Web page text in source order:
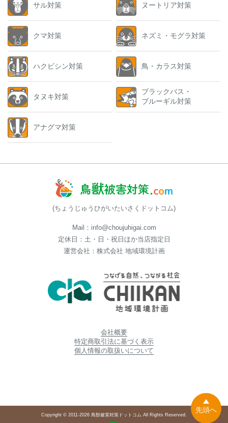
サル対策
クマ対策
ハクビシン対策
タヌキ対策
アナグマ対策
ヌートリア対策
ネズミ・モグラ対策
鳥・カラス対策
ブラックバス・
ブルーギル対策
(ちょうじゅうひがいたいさくドットコム)
Mail：info@choujuhigai.com
定休日：土・日・祝日ほか当店指定日
運営会社：株式会社 地域環境計画
会社概要
特定商取引法に基づく表示
個人情報の取扱いについて
Copyright © 2011-2026 鳥獣被害対策ドットコム All Rights Reserved.
先頭へ